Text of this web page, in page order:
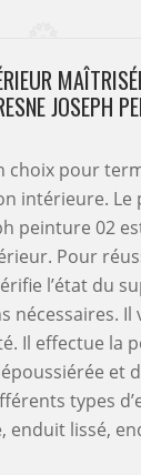
JOSEPH
choix pour
intérieure.
peinture 02
Pour
l’état du
nécessaires. Il
Il effectue la
et
types
enduit lissé,